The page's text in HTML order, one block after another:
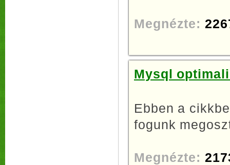
Megnézte:
Mysql
Ebben a
fogunk
Megnézte: